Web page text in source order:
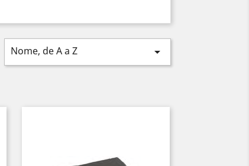
Nome, de A a Z 